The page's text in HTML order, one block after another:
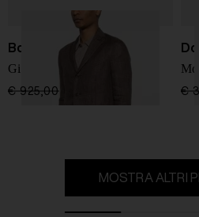
Boglioli
Giacca in lino doppiopetto
€ 925,00 €
MOSTRA ALTRI